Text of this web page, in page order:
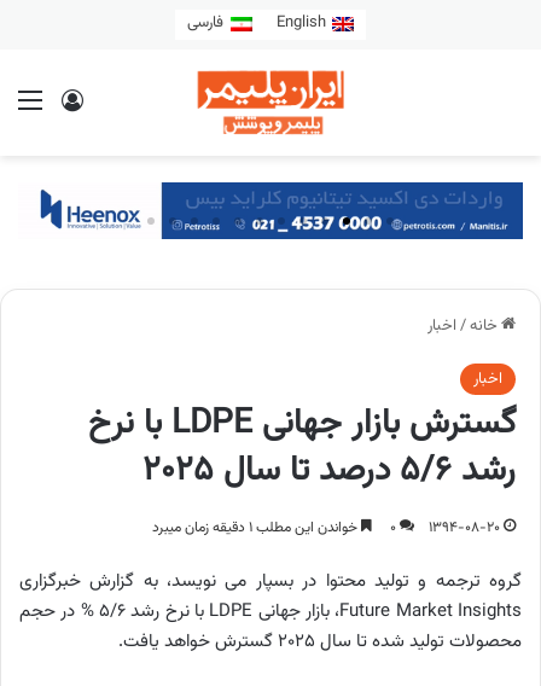
English فارسی
خانه/ اخبار
اخبار
گسترش بازار جهانی LDPE با نرخ
رشد 5/6 درصد تا سال 2025
1394-08-20
0 خواندن این مطلب 1 دقیقه زمان میبرد
گروه ترجمه و تولید محتوا در بسپار می نویسد، به گزارش خبرگزاری
Future Market Insights، بازار جهانی LDPE با نرخ رشد 5/6 % در حجم
محصولات تولید شده تا سال 2025 گسترش خواهد یافت.